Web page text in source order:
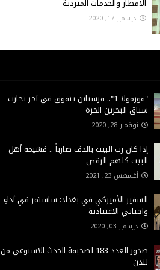
الامطار والخدمات المتردية
ديسمبر 17, 2020
"فورمولا 1".. فرستابن يتفوق في آخر تجارب
سباق البحرين الحرة
نوفمبر 28, 2020
إذا كان رب البيت بالدف ضارباً .. فشيمة أهل
البيت كلهم الرقص
أغسطس 23, 2021
السفير الأميركي في بغداد: ساستمر في أداءِ
واجباتي الاعتيادية
ديسمبر 03, 2020
صدور العدد 183 لصحيفة الحدث الاسبوعي من
لندن